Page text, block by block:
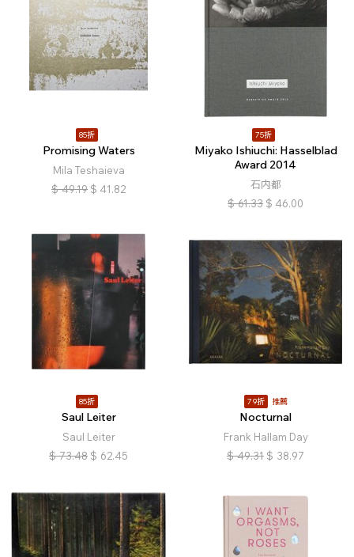
85折
Promising Waters
Mila Teshaieva
$ 49.19 $ 41.82
75折
Miyako Ishiuchi: Hasselblad
Award 2014
石内都
$ 61.33 $ 46.00
85折
Saul Leiter
Saul Leiter
$ 73.48 $ 62.45
79折 推薦
Nocturnal
Frank Hallam Day
$ 49.31 $ 38.97